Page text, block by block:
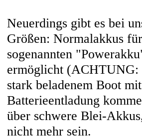
Neuerdings gibt es bei
Größen: Normalakkus
sogenannten
ermöglicht (ACHTUNG:
stark beladenem Boot
Batterieentladung
über schwere Blei-
nicht mehr sein.